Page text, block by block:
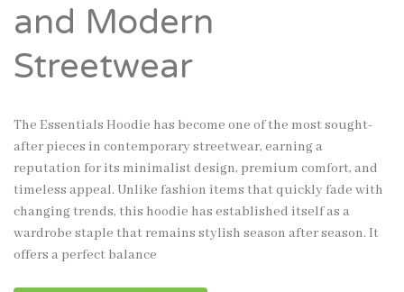
and Modern
Streetwear
The Essentials Hoodie has become one of the most sought-
after pieces in contemporary streetwear, earning a
reputation for its minimalist design, premium comfort, and
timeless appeal. Unlike fashion items that quickly fade with
changing trends, this hoodie has established itself as a
wardrobe staple that remains stylish season after season. It
offers a perfect balance